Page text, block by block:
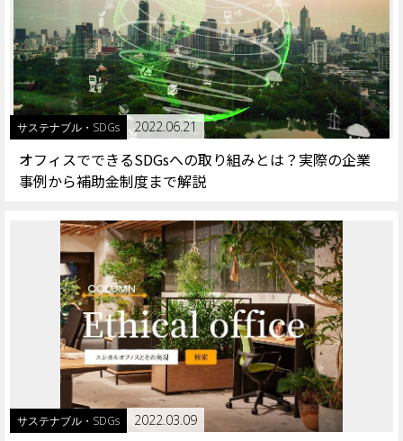
サステナブル・SDGs 2022.06.21
オフィスでできるSDGsへの取り組みとは？実際の企業
事例から補助金制度まで解説
サステナブル・SDGs 2022.03.09